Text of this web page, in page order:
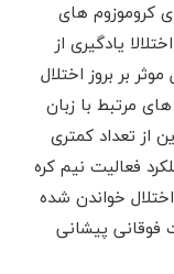
کروموزوم های
اختلالا یادگیری از
بر بروز اختلال
مرتبط با زبان
از تعداد کمتری
فعالیت نیم کره
خواندن شده
فوقانی پیشانی